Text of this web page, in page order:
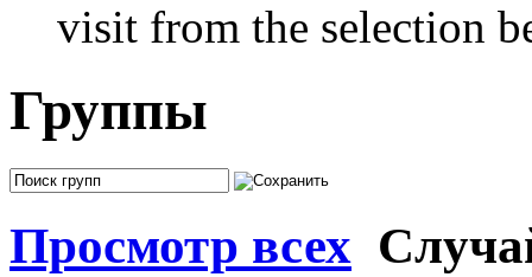
visit from the selection
Группы
Просмотр всех